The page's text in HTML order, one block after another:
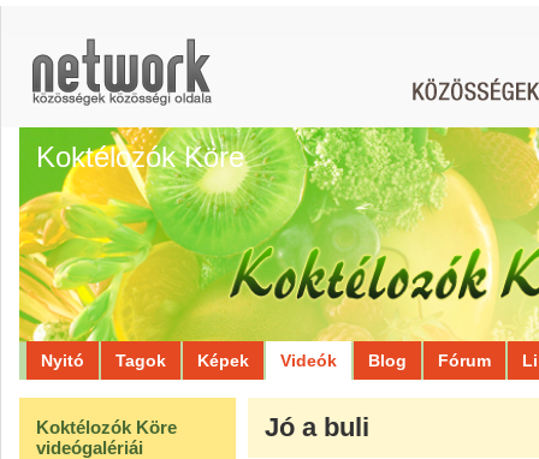
Koktélozók Köre
Nyitó Tagok Képek Videók Blog Fórum
Koktélozók Köre
videógalériái
Jó a buli